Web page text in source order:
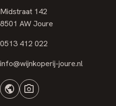
Midstraat 142
8501 AW Joure
0513 412 022
info@wijnkoperij-joure.nl
public photo_camera